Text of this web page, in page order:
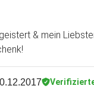
& mein